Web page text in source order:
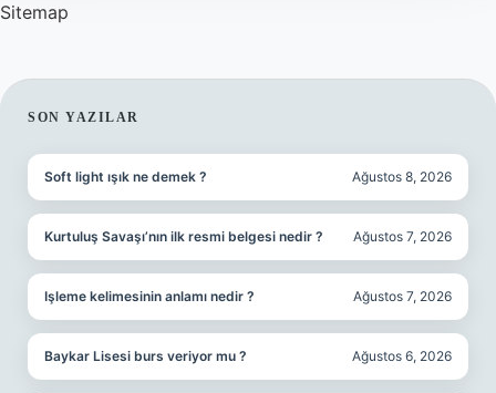
Sitemap
SIDEBAR
SON YAZILAR
Soft light ışık ne demek ? Ağustos 8, 2026
Kurtuluş Savaşı’nın ilk resmi belgesi nedir ? Ağustos 7, 2026
Işleme kelimesinin anlamı nedir ? Ağustos 7, 2026
Baykar Lisesi burs veriyor mu ? Ağustos 6, 2026